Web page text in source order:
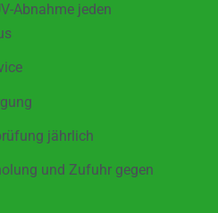
Abnahme jeden
jährlich
und Zufuhr gegen